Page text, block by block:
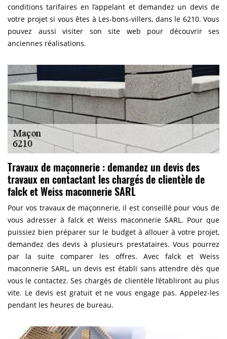
conditions tarifaires en l’appelant et demandez un devis de
votre projet si vous êtes à Les-bons-villers, dans le 6210. Vous
pouvez aussi visiter son site web pour découvrir ses
anciennes réalisations.
Travaux de maçonnerie : demandez un devis des
travaux en contactant les chargés de clientèle de
falck et Weiss maconnerie SARL
Pour vos travaux de maçonnerie, il est conseillé pour vous de
vous adresser à falck et Weiss maconnerie SARL. Pour que
puissiez bien préparer sur le budget à allouer à votre projet,
demandez des devis à plusieurs prestataires. Vous pourrez
par la suite comparer les offres. Avec falck et Weiss
maconnerie SARL, un devis est établi sans attendre dès que
vous le contactez. Ses chargés de clientèle l’établiront au plus
vite. Le devis est gratuit et ne vous engage pas. Appelez-les
pendant les heures de bureau.